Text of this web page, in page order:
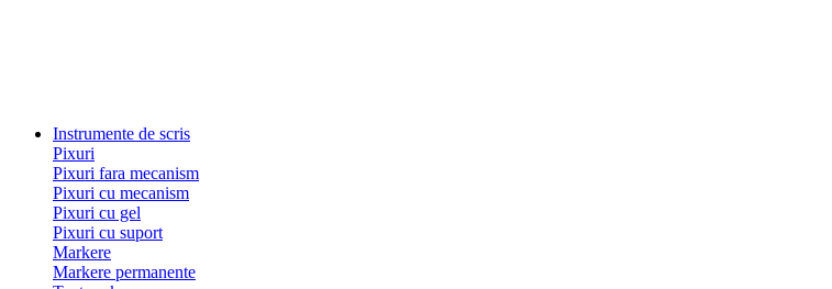
Instrumente de scris
Pixuri
Pixuri fara mecanism
Pixuri cu mecanism
Pixuri cu gel
Pixuri cu suport
Markere
Markere permanente